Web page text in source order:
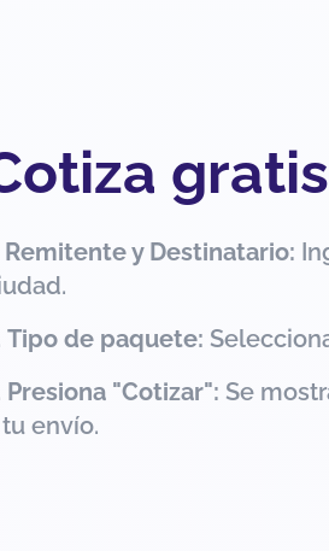
Remitente y Destinatario:
Tipo de paquete:
Presiona "Cotizar": Se
envío.